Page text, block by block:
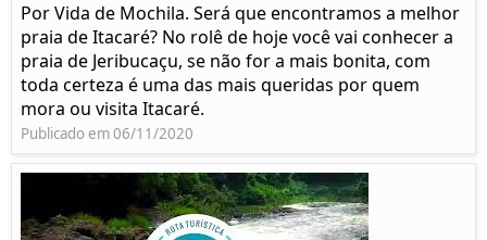
Por Vida de Mochila. Será que encontramos a melhor
praia de Itacaré? No rolê de hoje você vai conhecer a
praia de Jeribucaçu, se não for a mais bonita, com
toda certeza é uma das mais queridas por quem
mora ou visita Itacaré.
Publicado em 06/11/2020